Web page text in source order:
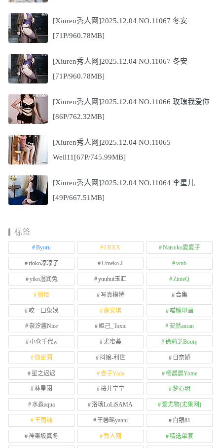
[Xiuren秀人网]2025.12.04 NO.11067 冬安
[71P/960.78MB]
[Xiuren秀人网]2025.12.04 NO.11067 冬安
[71P/960.78MB]
[Xiuren秀人网]2025.12.04 NO.11066 玫瑰我爱你
[86P/762.32MB]
[Xiuren秀人网]2025.12.04 NO.11065
Well11[67P/745.99MB]
[Xiuren秀人网]2025.12.04 NO.11064 李星儿
[49P/667.51MB]
标签
Byoru LRXX Natsuko夏夏子
rioko凉凉子 Umeko J vmb
yiko湿润兔 yuuhui玉汇 ZinieQ
丽柜 写真模特 合集
咬一口兔娘 唐安琪 喵糖印画
奈汐酱Nice 妲己_Toxic 安然anran
小仓千代w 尤蜜荟 徐莉芝Booty
微密圈 抖娘-利世 日奈娇
星之迟迟 杏子Yada 杨晨晨Yome
林星阑 桜井宁宁 梦心玥
水淼aqua 洛璃LoLiSAMA 爱尤物(尤果网)
王雨纯 王馨瑶yanni 白银81
神楽坂真冬 秀人网 精选单套